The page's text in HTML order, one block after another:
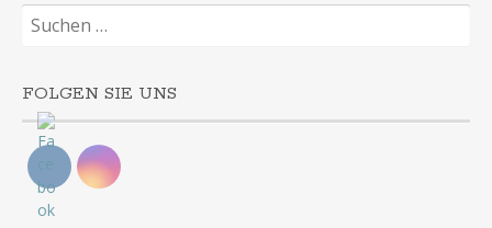
Suchen
nach:
FOLGEN SIE UNS